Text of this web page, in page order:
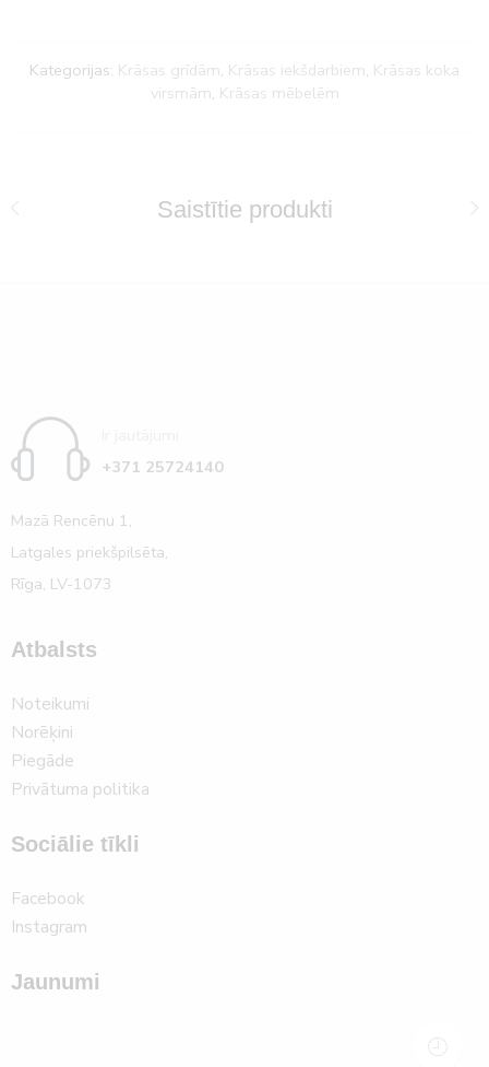
Kategorijas: Krāsas grīdām, Krāsas iekšdarbiem, Krāsas koka
virsmām, Krāsas mēbelēm
Saistītie produkti
+371 25724140
Mazā Rencēnu 1,
Latgales priekšpilsēta,
Rīga, LV-1073
Atbalsts
Noteikumi
Norēķini
Piegāde
Privātuma politika
Sociālie tīkli
Facebook
Instagram
Jaunumi